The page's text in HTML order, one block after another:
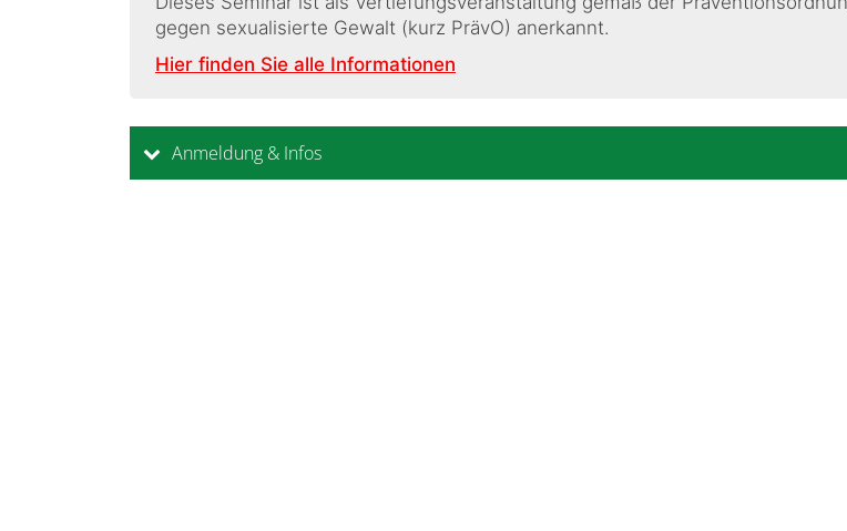
gegen sexualisierte Gewalt (kurz PrävO) anerkannt.
Hier finden Sie alle Informationen
Anmeldung & Infos